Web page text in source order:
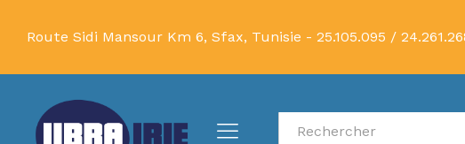
Route Sidi Mansour Km 6, Sfax, Tunisie - 25.105.095 /
Recherche